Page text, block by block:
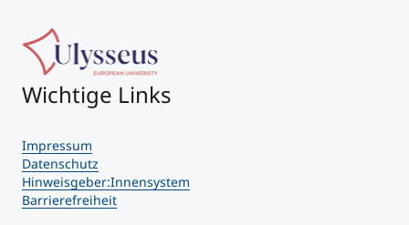
Wichtige Links
Impressum
Datenschutz
Hinweisgeber:Innensystem
Barrierefreiheit